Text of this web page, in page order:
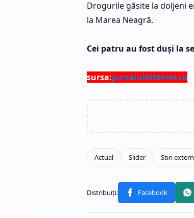
Drogurile găsite la doljeni
la Marea Neagră.
Cei patru au fost duşi la
sursa:jurnalulolteniei.ro